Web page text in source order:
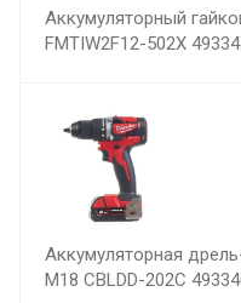
Аккумуляторный
FMTIW2F12-502X
Аккумуляторная
M18 CBLDD-202C